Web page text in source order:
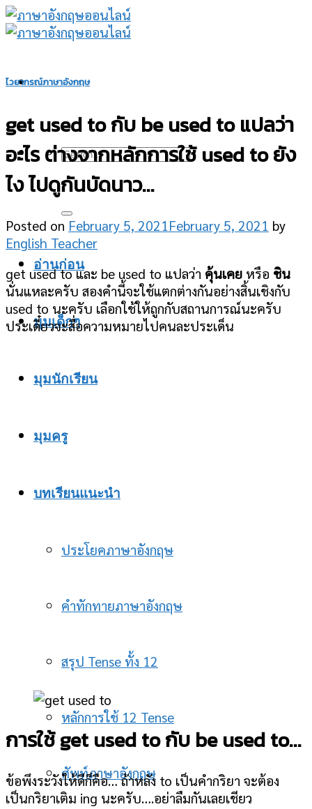
Skip
to
อ่านก่อน
มุมเด็กๆ
มุมนักเรียน
มุมครู
บทเรียนแนะนำ
ประโยคภาษาอังกฤษ
คำทักทายภาษาอังกฤษ
สรุป Tense ทั้ง 12
หลักการใช้ 12 Tense
ศัพท์ภาษาอังกฤษ
ไวยากรณ์ภาษาอังกฤษ
get used to กับ be used to แปลว่า
อะไร ต่างจากหลักการใช้ used to ยัง
ไง ไปดูกันบัดนาว…
Posted on February 5, 2021 February 5, 2021 by
English Teacher
get used to และ be used to แปลว่า คุ้นเคย หรือ ชิน
นั่นแหละครับ สองคำนี้จะใช้แตกต่างกันอย่างสิ้นเชิงกับ
used to นะครับ เลือกใช้ให้ถูกกับสถานการณ์นะครับ
ประเดี๋ยวจะสื่อความหมายไปคนละประเด็น
การใช้ get used to กับ be used to…
ข้อพึงระวังให้ดีก็คือ… ถ้าหลัง to เป็นคำกริยา จะต้อง
เป็นกริยาเติม ing นะครับ….อย่าลืมกันเลยเชียว